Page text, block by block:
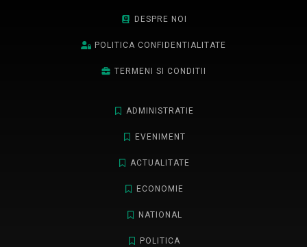
DESPRE NOI
POLITICA CONFIDENTIALITATE
TERMENI SI CONDITII
ADMINISTRATIE
EVENIMENT
ACTUALITATE
ECONOMIE
NATIONAL
POLITICA